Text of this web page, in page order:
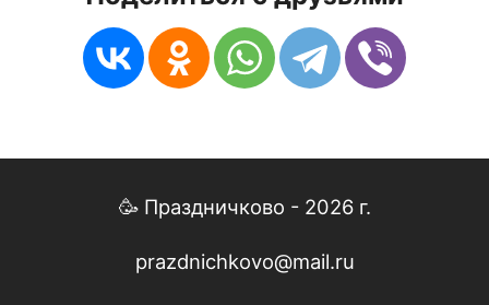
🥳 Праздничково - 2026 г.
prazdnichkovo@mail.ru